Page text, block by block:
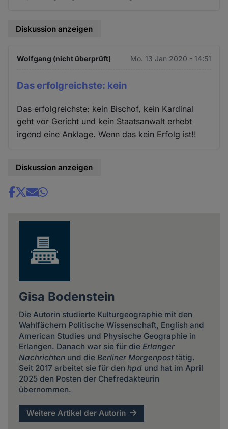
Diskussion anzeigen
Wolfgang (nicht überprüft) Mo. 13 Jan 2020 - 14:51
Das erfolgreichste: kein
Das erfolgreichste: kein Bischof, kein Kardinal
geht vor Gericht und kein Staatsanwalt erhebt
irgend eine Anklage. Wenn das kein Erfolg ist!!
Diskussion anzeigen
Share
Gisa Bodenstein
Die Autorin studierte Kulturgeographie mit den
Wahlfächern Politische Wissenschaft, English and
American Studies und Physische Geographie in
Erlangen. Danach war sie für die Erlanger
Nachrichtenund die Berliner Morgenposttätig.
Seit 2017 arbeitet sie für den hpdund hat im April
2025 den Posten der Chefredakteurin
übernommen.
Weitere Artikel der Autorin